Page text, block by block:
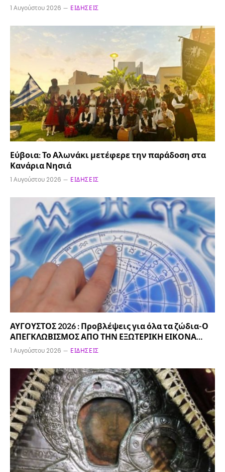
1 Αυγούστου 2026 ΕΙΔΉΣΕΙΣ
Εύβοια: Το Αλωνάκι μετέφερε την παράδοση στα
Κανάρια Νησιά
1 Αυγούστου 2026 ΕΙΔΉΣΕΙΣ
ΑΥΓΟΥΣΤΟΣ 2026 : Προβλέψεις για όλα τα ζώδια-Ο
ΑΠΕΓΚΛΩΒΙΣΜΟΣ ΑΠΟ ΤΗΝ ΕΞΩΤΕΡΙΚΗ ΕΙΚΟΝΑ…
1 Αυγούστου 2026 ΕΙΔΉΣΕΙΣ